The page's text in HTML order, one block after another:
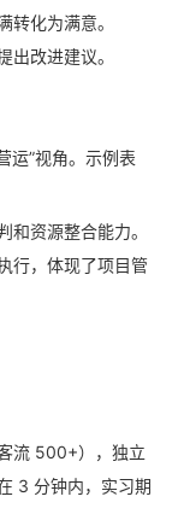
转化为满意。
出改进建议。
运”视角。示例表
和资源整合能力。
行，体现了项目管
流 500+），独立
3 分钟内，实习期